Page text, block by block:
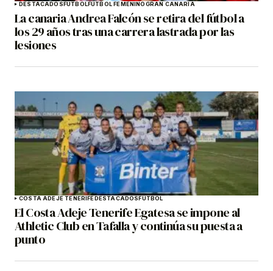
DESTACADOSFÚTBOLFÚTBOL FEMENINOGRAN CANARIA
La canaria Andrea Falcón se retira del fútbol a
los 29 años tras una carrera lastrada por las
lesiones
COSTA ADEJE TENERIFEDESTACADOSFÚTBOL
El Costa Adeje Tenerife Egatesa se impone al
Athletic Club en Tafalla y continúa su puesta a
punto